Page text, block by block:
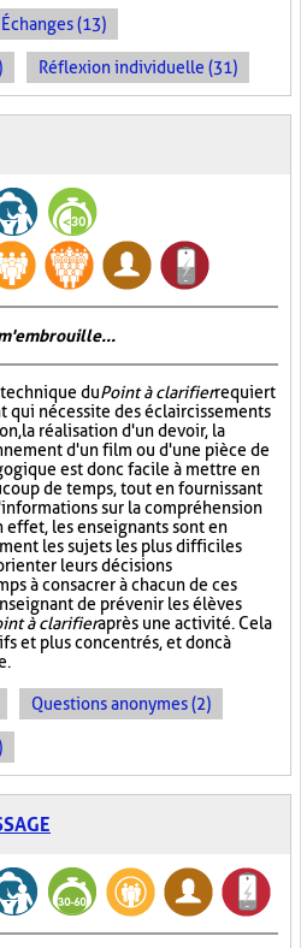
Échanges (13)
Réflexion individuelle (31)
duPoint à clarifierrequiert
qui nécessite des éclaircissements
la réalisation d'un devoir, la
d'un film ou d'une pièce de
est donc facile à mettre en
de temps, tout en fournissant
sur la compréhension
effet, les enseignants sont en
les sujets les plus difficiles
leurs décisions
à consacrer à chacun de ces
de prévenir les élèves
à clarifieraprès une activité. Cela
et plus concentrés, et donc à
Questions anonymes (2)